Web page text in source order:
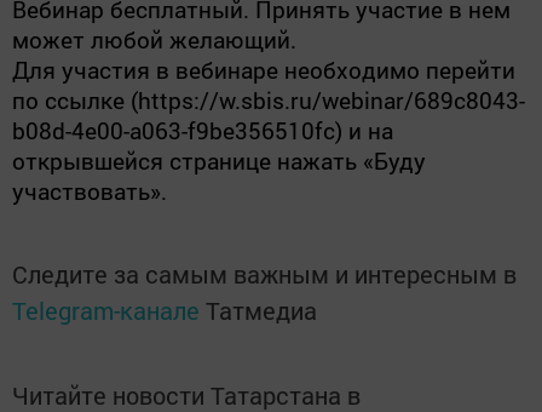
Вебинар бесплатный. Принять участие в нем
может любой желающий.
Для участия в вебинаре необходимо перейти
по ссылке (https://w.sbis.ru/webinar/689c8043-
b08d-4e00-a063-f9be356510fc) и на
открывшейся странице нажать «Буду
участвовать».
Следите за самым важным и интересным в
Telegram-канале Татмедиа
Читайте новости Татарстана в